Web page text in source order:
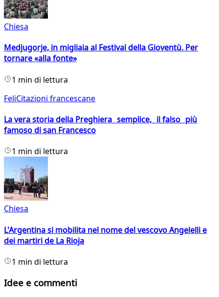
Chiesa
Medjugorje, in migliaia al Festival della Gioventù. Per
tornare «alla fonte»
1 min di lettura
FeliCitazioni francescane
La vera storia della Preghiera semplice, il falso più
famoso di san Francesco
1 min di lettura
Chiesa
L'Argentina si mobilita nel nome del vescovo Angelelli e
dei martiri de La Rioja
1 min di lettura
Idee e commenti